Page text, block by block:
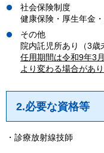
社会保険制度
健康保険・厚生年金
その他
院内託児所あり（3歳
任用期間は令和9年3
より変わる場合があり
2.必要な資格等
・診療放射線技師